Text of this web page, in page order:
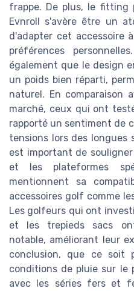
frappe. De plus, le fitting
Evnroll s'avère être un
d'adapter cet accessoire
préférences
également que le design
un poids bien réparti,
naturel. En comparaison
marché, ceux qui ont
rapporté un sentiment de
tensions lors des longues
est important de
et les plateformes
mentionnent sa
accessoires golf comme
Les golfeurs qui ont
et les trepieds sacs
notable, améliorant leur
conclusion, que ce soit
conditions de pluie sur le
avec les séries fers et